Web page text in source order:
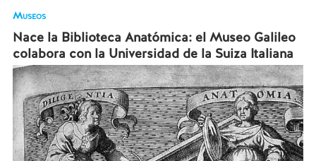
Museos
Nace la Biblioteca Anatómica: el Museo Galileo
colabora con la Universidad de la Suiza Italiana